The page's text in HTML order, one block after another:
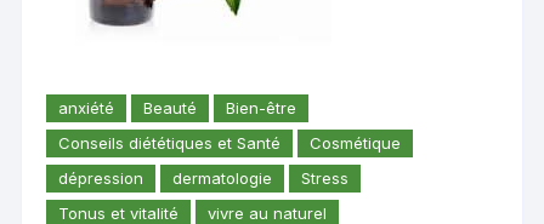
anxiété Beauté
Bien-être
Conseils diététiques et Santé
Cosmétique
dépression
dermatologie
Stress
Tonus et vitalité
vivre au naturel